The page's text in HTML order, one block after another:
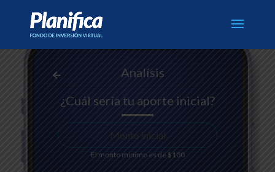
Analísis
¿Cuál sería tu aporte inicial?
El monto minimo es de $100